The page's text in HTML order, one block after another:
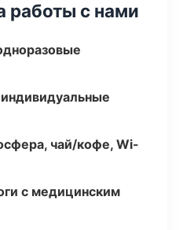
работы с нами
чай/кофе, Wi-
с медицинским